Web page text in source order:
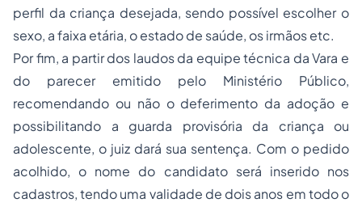
perfil da criança desejada, sendo possível escolher o
sexo, a faixa etária, o estado de saúde, os irmãos etc.
Por fim, a partir dos laudos da equipe técnica da Vara e
do parecer emitido pelo Ministério Público,
recomendando ou não o deferimento da adoção e
possibilitando a guarda provisória da criança ou
adolescente, o juiz dará sua sentença. Com o pedido
acolhido, o nome do candidato será inserido nos
cadastros, tendo uma validade de dois anos em todo o